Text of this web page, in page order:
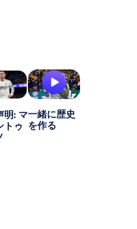
明: マ
トゥ
一緒に歴史
を作る